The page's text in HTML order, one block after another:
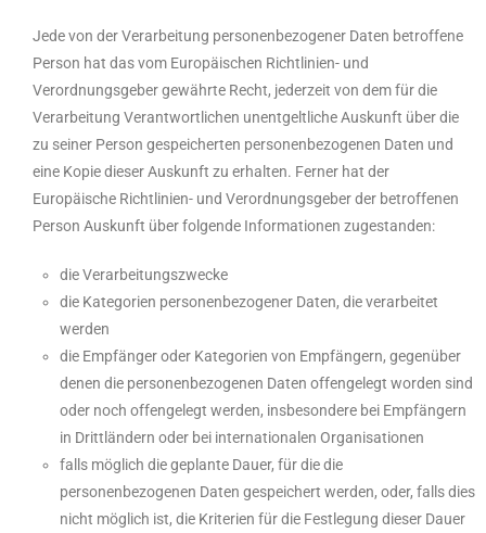
Jede von der Verarbeitung personenbezogener Daten betroffene
Person hat das vom Europäischen Richtlinien- und
Verordnungsgeber gewährte Recht, jederzeit von dem für die
Verarbeitung Verantwortlichen unentgeltliche Auskunft über die
zu seiner Person gespeicherten personenbezogenen Daten und
eine Kopie dieser Auskunft zu erhalten. Ferner hat der
Europäische Richtlinien- und Verordnungsgeber der betroffenen
Person Auskunft über folgende Informationen zugestanden:
die Verarbeitungszwecke
die Kategorien personenbezogener Daten, die verarbeitet
werden
die Empfänger oder Kategorien von Empfängern, gegenüber
denen die personenbezogenen Daten offengelegt worden sind
oder noch offengelegt werden, insbesondere bei Empfängern
in Drittländern oder bei internationalen Organisationen
falls möglich die geplante Dauer, für die die
personenbezogenen Daten gespeichert werden, oder, falls dies
nicht möglich ist, die Kriterien für die Festlegung dieser Dauer